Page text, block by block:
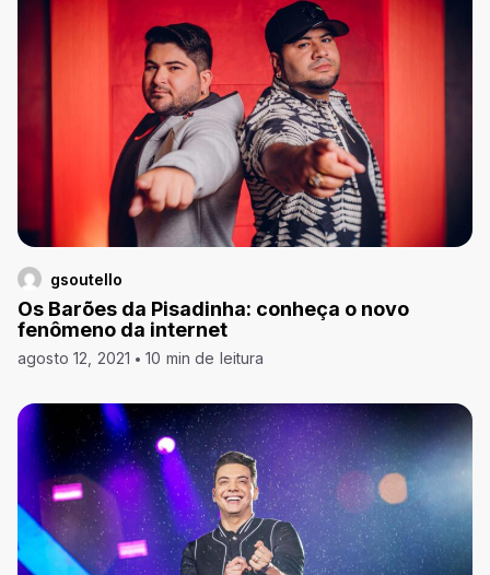
gsoutello
Os Barões da Pisadinha: conheça o novo
fenômeno da internet
agosto 12, 2021 10 min de leitura